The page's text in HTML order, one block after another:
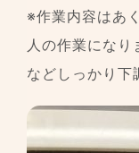
※作業内容はあ
人の作業になり
などしっかり下